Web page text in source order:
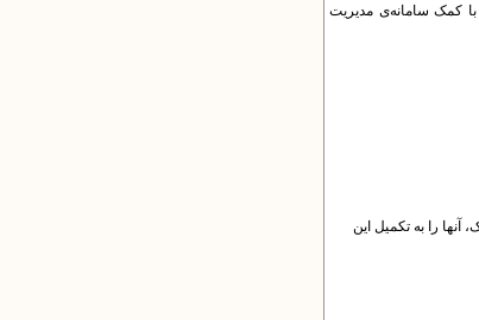
کمک سامانه‌ی مدیریت
را به تکمیل این